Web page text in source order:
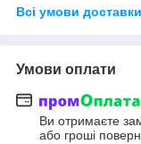
Всі умови доставки
Умови оплати
Ви отримаєте
або гроші